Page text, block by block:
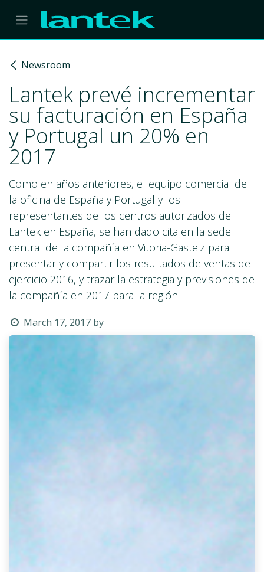
Skip to Content
Newsroom
Lantek prevé incrementar
su facturación en España
y Portugal un 20% en
2017
Como en años anteriores, el equipo comercial de
la oficina de España y Portugal y los
representantes de los centros autorizados de
Lantek en España, se han dado cita en la sede
central de la compañía en Vitoria-Gasteiz para
presentar y compartir los resultados de ventas del
ejercicio 2016, y trazar la estrategia y previsiones de
la compañía en 2017 para la región.
March 17, 2017 by